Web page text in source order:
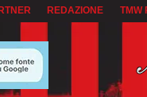
REDAZIONE TMW